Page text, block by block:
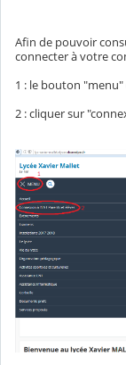
Afin de pouvoir
connecter à votre
1 : le bouton
2 : cliquer sur